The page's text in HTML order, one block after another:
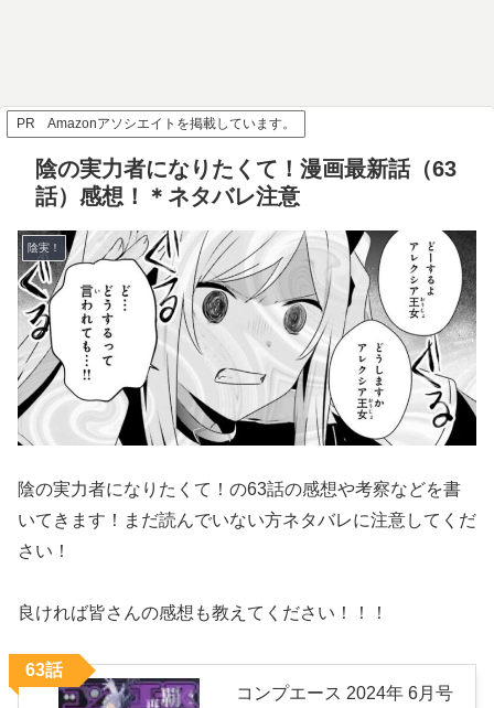
PR Amazonアソシエイトを掲載しています。
陰の実力者になりたくて！漫画最新話（63
話）感想！＊ネタバレ注意
陰実！
陰の実力者になりたくて！の63話の感想や考察などを書
いてきます！まだ読んでいない方ネタバレに注意してくだ
さい！
良ければ皆さんの感想も教えてください！！！
コンプエース 2024年 6月号
63話